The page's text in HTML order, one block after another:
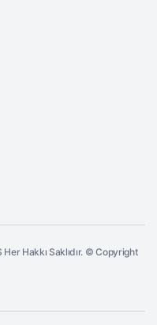
Hakkı Saklıdır. © Copyright